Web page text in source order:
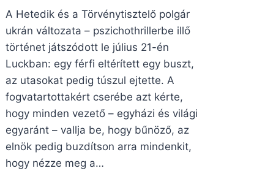
A Hetedik és a Törvénytisztelő polgár
ukrán változata – pszichothrillerbe illő
történet játszódott le július 21-én
Luckban: egy férfi eltérített egy buszt,
az utasokat pedig túszul ejtette. A
fogvatartottakért cserébe azt kérte,
hogy minden vezető – egyházi és világi
egyaránt – vallja be, hogy bűnöző, az
elnök pedig buzdítson arra mindenkit,
hogy nézze meg a…